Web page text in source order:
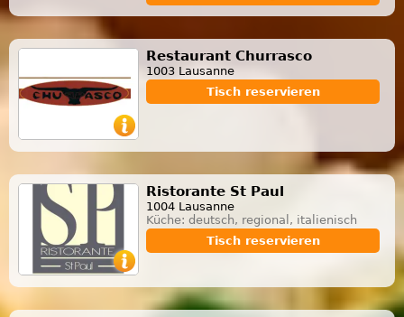
Restaurant Churrasco
1003 Lausanne
Tisch reservieren
Ristorante St Paul
1004 Lausanne
Küche: deutsch, regional, italienisch
Tisch reservieren